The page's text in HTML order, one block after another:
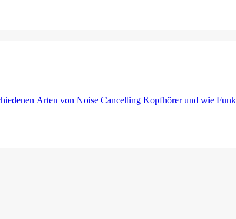
Arten von Noise Cancelling Kopfhörer und wie